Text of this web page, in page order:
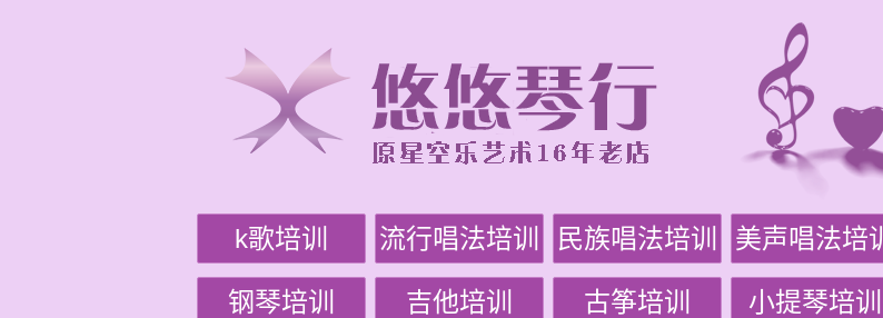
k歌培训 流行唱法培训 民族唱法培训 美声唱法培训
钢琴培训 吉他培训 古筝培训 小提琴培训